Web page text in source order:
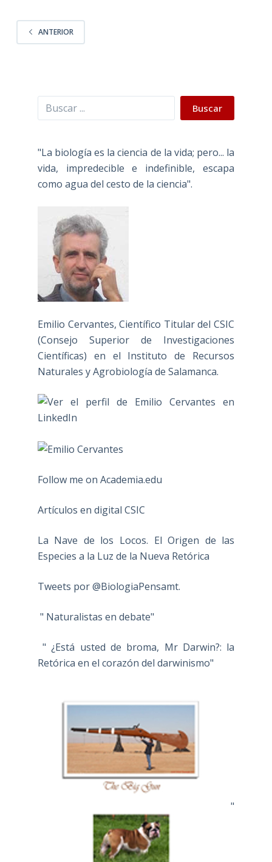
ANTERIOR
Buscar Buscar
"La biología es la ciencia de la vida; pero... la
vida, impredecible e indefinible, escapa
como agua del cesto de la ciencia".
Emilio Cervantes, Científico Titular del CSIC
(Consejo Superior de Investigaciones
Científicas) en el Instituto de Recursos
Naturales y Agrobiología de Salamanca.
Follow me on Academia.edu
Artículos en digital CSIC
La Nave de los Locos. El Origen de las
Especies a la Luz de la Nueva Retórica
Tweets por @BiologiaPensamt.
" Naturalistas en debate"
" ¿Está usted de broma, Mr Darwin?: la
Retórica en el corazón del darwinismo"
"